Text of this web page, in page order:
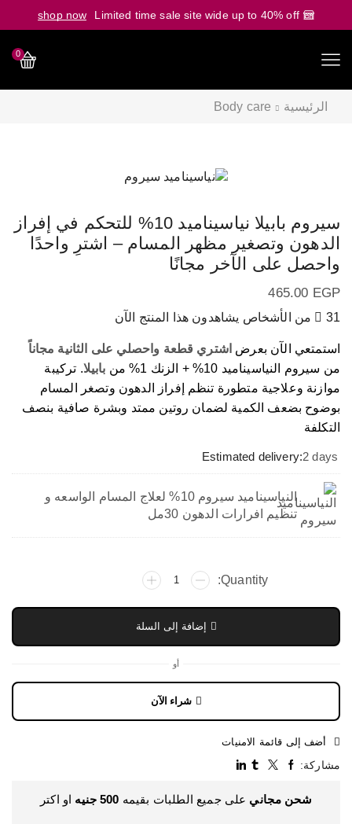
Limited time sale site wide up to 40% off
shop now
0
الرئيسية Body care
سيروم بابيلا نياسيناميد 10% للتحكم في إفراز
الدهون وتصغير مظهر المسام – اشترِ واحدًا
واحصل على الآخر مجانًا
465.00 EGP
31 من الأشخاص يشاهدون هذا المنتج الآن
استمتعي الآن بعرض اشتري قطعة واحصلي على الثانية مجاناً
من سيروم النياسيناميد 10% + الزنك 1% من
بابيلا. تركيبة
موازنة وعلاجية متطورة تنظم إفراز الدهون وتصغر المسام
بوضوح بضعف الكمية لضمان روتين ممتد وبشرة صافية بنصف
التكلفة
Estimated delivery:2 days
النياسيناميد سيروم 10% لعلاج المسام الواسعه و
تنظيم افرارات الدهون 30مل
إضافة إلى السلة
أو
شراء الآن
أضف إلى قائمة الامنيات
مشاركة:
شحن مجاني على جميع الطلبات بقيمه 500 جنيه او اكتر